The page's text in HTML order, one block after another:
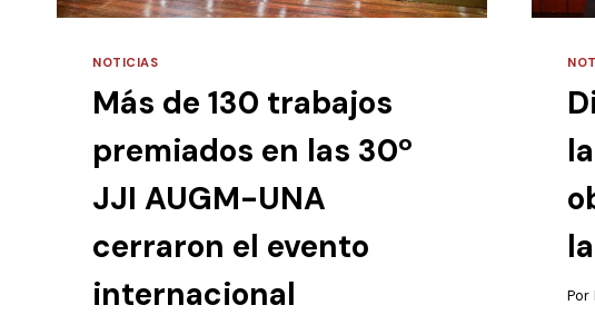
NOTICIAS
Más de 130 trabajos
premiados en las 30º
JJI AUGM-UNA
cerraron el evento
internacional
Por